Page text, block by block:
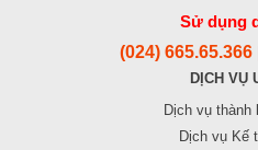
Sử dụng
(024) 665.65.366
DỊCH VỤ
Dịch vụ thành
Dịch vụ Kế